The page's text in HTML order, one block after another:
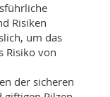
Risiken
um das
Risiko von
der sicheren